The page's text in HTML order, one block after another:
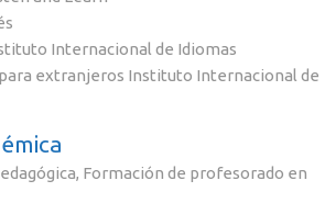
Internacional de Idiomas
extranjeros Instituto Internacional de
Formación de profesorado en